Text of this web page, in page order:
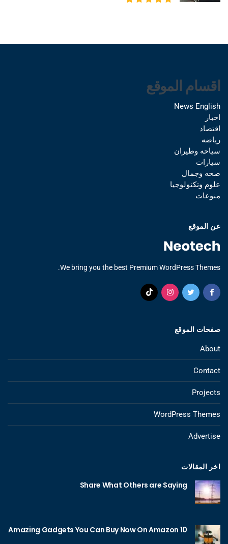
اقسام الموقع
News English
اخبار
اقتصاد
رياضه
سياحه وطيران
سيارات
صحه وجمال
علوم وتكنولوجيا
منوعات
عن الموقع
We bring you the best Premium WordPress Themes.
صفحات الموقع
About
Contact
Projects
WordPress Themes
Advertise
اخر المقالات
Share What Others are Saying
10 Amazing Gadgets You Can Buy Now On Amazon